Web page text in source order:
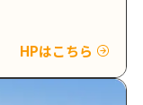
HPはこちら